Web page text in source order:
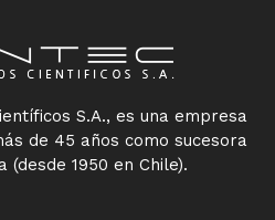
S.A., es una empresa
de 45 años como sucesora
(desde 1950 en Chile).